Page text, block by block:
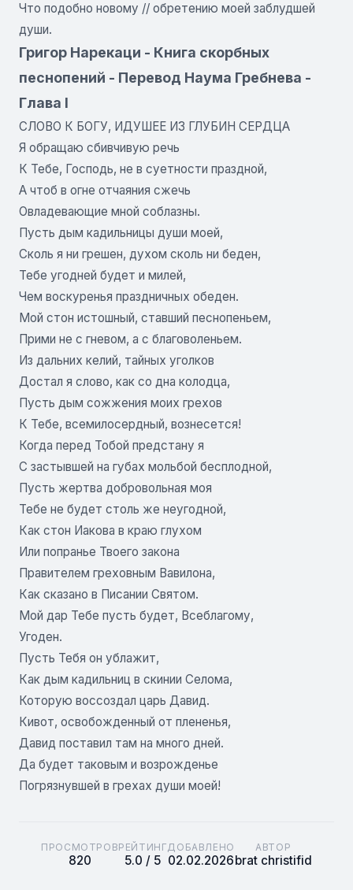
Что подобно новому // обретению моей заблудшей
души.
Григор Нарекаци - Книга скорбных
песнопений - Перевод Наума Гребнева -
Глава I
СЛОВО К БОГУ, ИДУШЕЕ ИЗ ГЛУБИН СЕРДЦА
Я обращаю сбивчивую речь
К Тебе, Господь, не в суетности праздной,
А чтоб в огне отчаяния сжечь
Овладевающие мной соблазны.
Пусть дым кадильницы души моей,
Сколь я ни грешен, духом сколь ни беден,
Тебе угодней будет и милей,
Чем воскуренья праздничных обеден.
Мой стон истошный, ставший песнопеньем,
Прими не с гневом, а с благоволеньем.
Из дальних келий, тайных уголков
Достал я слово, как со дна колодца,
Пусть дым сожжения моих грехов
К Тебе, всемилосердный, вознесется!
Когда перед Тобой предстану я
С застывшей на губах мольбой бесплодной,
Пусть жертва добровольная моя
Тебе не будет столь же неугодной,
Как стон Иакова в краю глухом
Или попранье Твоего закона
Правителем греховным Вавилона,
Как сказано в Писании Святом.
Мой дар Тебе пусть будет, Всеблагому,
Угоден.
Пусть Тебя он ублажит,
Как дым кадильниц в скинии Селома,
Которую воссоздал царь Давид.
Кивот, освобожденный от плененья,
Давид поставил там на много дней.
Да будет таковым и возрожденье
Погрязнувшей в грехах души моей!
ПРОСМОТРОВ
820
РЕЙТИНГ
5.0 / 5
ДОБАВЛЕНО
02.02.2026
АВТОР
brat christifid